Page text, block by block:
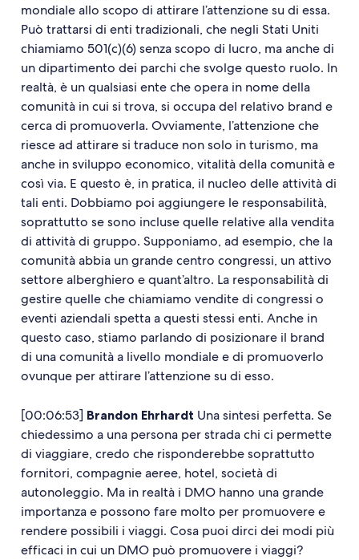
mondiale allo scopo di attirare l’attenzione su di essa.
Può trattarsi di enti tradizionali, che negli Stati Uniti
chiamiamo 501(c)(6) senza scopo di lucro, ma anche di
un dipartimento dei parchi che svolge questo ruolo. In
realtà, è un qualsiasi ente che opera in nome della
comunità in cui si trova, si occupa del relativo brand e
cerca di promuoverla. Ovviamente, l’attenzione che
riesce ad attirare si traduce non solo in turismo, ma
anche in sviluppo economico, vitalità della comunità e
così via. E questo è, in pratica, il nucleo delle attività di
tali enti. Dobbiamo poi aggiungere le responsabilità,
soprattutto se sono incluse quelle relative alla vendita
di attività di gruppo. Supponiamo, ad esempio, che la
comunità abbia un grande centro congressi, un attivo
settore alberghiero e quant’altro. La responsabilità di
gestire quelle che chiamiamo vendite di congressi o
eventi aziendali spetta a questi stessi enti. Anche in
questo caso, stiamo parlando di posizionare il brand
di una comunità a livello mondiale e di promuoverlo
ovunque per attirare l’attenzione su di esso.
[00:06:53] Brandon Ehrhardt Una sintesi perfetta. Se
chiedessimo a una persona per strada chi ci permette
di viaggiare, credo che risponderebbe soprattutto
fornitori, compagnie aeree, hotel, società di
autonoleggio. Ma in realtà i DMO hanno una grande
importanza e possono fare molto per promuovere e
rendere possibili i viaggi. Cosa puoi dirci dei modi più
efficaci in cui un DMO può promuovere i viaggi?